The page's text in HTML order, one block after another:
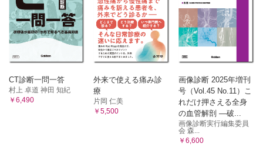
CT診断一問一答
村上 卓道 神田 知紀
￥6,490
外来で使える痛み診
療
片岡 仁美
￥5,500
画像診断 2025年増刊
号（Vol.45 No.11）こ
れだけ押さえる全身
の血管解剖 ―破...
画像診断実行編集委員
会 森...
￥6,600